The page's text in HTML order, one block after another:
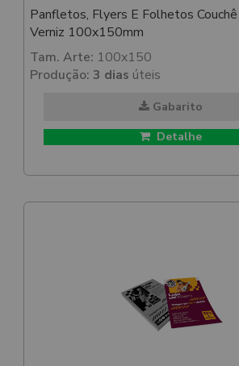
Panfletos, Flyers E Folhetos
Verniz 100x150mm
Tam. Arte: 100x150
Produção: 3 dias úteis
Gabarito
Detalhe